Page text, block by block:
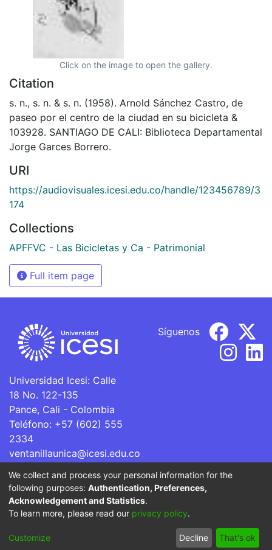
Click on the image to open the gallery.
Citation
s. n., s. n. & s. n. (1958). Arnold Sánchez Castro, de
paseo por el centro de la ciudad en su bicicleta &
103928. SANTIAGO DE CALI: Biblioteca Departamental
Jorge Garces Borrero.
URI
https://audiovisuales.icesi.edu.co/handle/123456789/3
174
Collections
APFFVC - Las Bicicletas y Ca - Patrimonial
Full item page
Universidad Icesi: Calle
18 No. 122-135
Pance, Cali - Colombia
Teléfono: +57 (602) 555
2334
ventanillaunica@icesi.edu.co
Síguenos
La Universidad Icesi es una Institución de Educación
Superior que se encuentra sujeta a inspección y vigilancia
por parte del Ministerio de Educación Nacional.
Cookie
End User
Agreement
Send
Feedback
We collect and process your personal information for the
following purposes: Authentication, Preferences,
Acknowledgement and Statistics.
To learn more, please read our privacy policy.
Customize Decline That's ok